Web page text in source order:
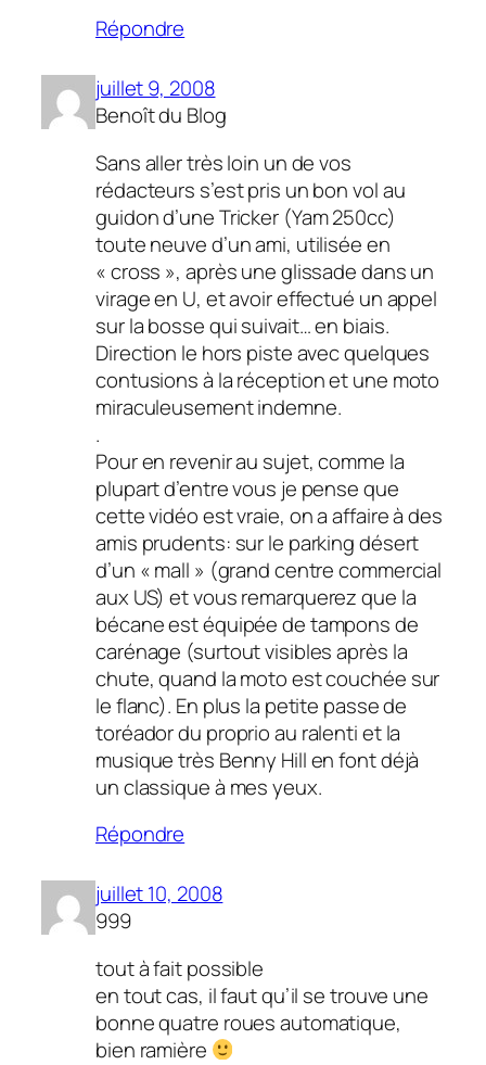
Répondre
juillet 9, 2008
Benoît du Blog
Sans aller très loin un de vos
rédacteurs s’est pris un bon vol au
guidon d’une Tricker (Yam 250cc)
toute neuve d’un ami, utilisée en
« cross », après une glissade dans un
virage en U, et avoir effectué un appel
sur la bosse qui suivait… en biais.
Direction le hors piste avec quelques
contusions à la réception et une moto
miraculeusement indemne.
.
Pour en revenir au sujet, comme la
plupart d’entre vous je pense que
cette vidéo est vraie, on a affaire à des
amis prudents: sur le parking désert
d’un « mall » (grand centre commercial
aux US) et vous remarquerez que la
bécane est équipée de tampons de
carénage (surtout visibles après la
chute, quand la moto est couchée sur
le flanc). En plus la petite passe de
toréador du proprio au ralenti et la
musique très Benny Hill en font déjà
un classique à mes yeux.
Répondre
juillet 10, 2008
999
tout à fait possible
en tout cas, il faut qu’il se trouve une
bonne quatre roues automatique,
bien ramière